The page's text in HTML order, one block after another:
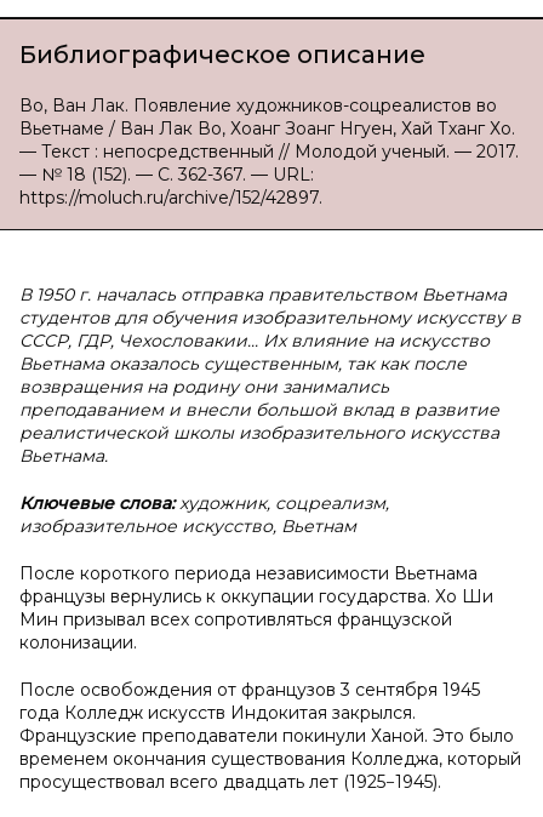
Библиографическое описание
Во, Ван Лак. Появление художников-соцреалистов во
Вьетнаме / Ван Лак Во, Хоанг Зоанг Нгуен, Хай Тханг Хо.
— Текст : непосредственный // Молодой ученый. — 2017.
— № 18 (152). — С. 362-367. — URL:
https://moluch.ru/archive/152/42897.
В 1950 г. началась отправка правительством Вьетнама
студентов для обучения изобразительному искусству в
СССР, ГДР, Чехословакии... Их влияние на искусство
Вьетнама оказалось существенным, так как после
возвращения на родину они занимались
преподаванием и внесли большой вклад в развитие
реалистической школы изобразительного искусства
Вьетнама.
Ключевые слова:художник, соцреализм,
изобразительное искусство, Вьетнам
После короткого периода независимости Вьетнама
французы вернулись к оккупации государства. Хо Ши
Мин призывал всех сопротивляться французской
колонизации.
После освобождения от французов 3 сентября 1945
года Колледж искусств Индокитая закрылся.
Французские преподаватели покинули Ханой. Это было
временем окончания существования Колледжа, который
просуществовал всего двадцать лет (1925−1945).